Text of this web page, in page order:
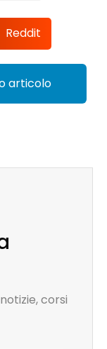
Reddit
articolo
corsi